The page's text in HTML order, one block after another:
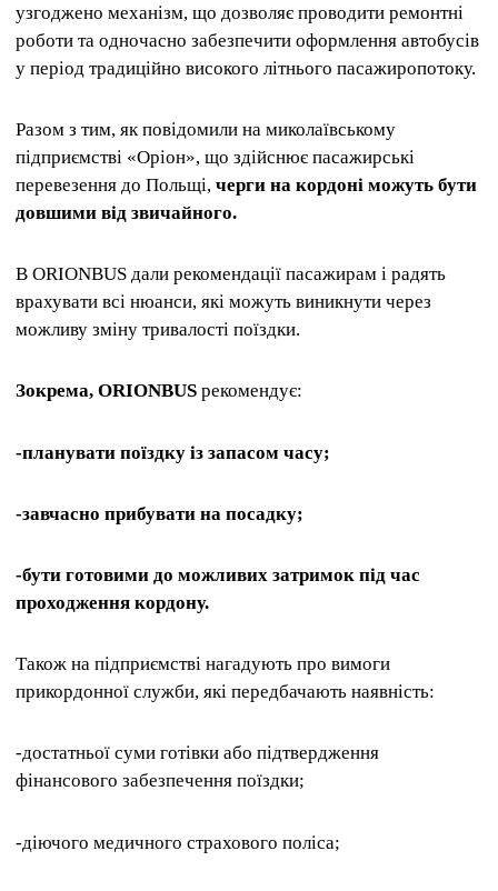
узгоджено механізм, що дозволяє проводити ремонтні
роботи та одночасно забезпечити оформлення автобусів
у період традиційно високого літнього пасажиропотоку.
Разом з тим, як повідомили на миколаївському
підприємстві «Оріон», що здійснює пасажирські
перевезення до Польщі, черги на кордоні можуть бути
довшими від звичайного.
В ORIONBUS дали рекомендації пасажирам і радять
врахувати всі нюанси, які можуть виникнути через
можливу зміну тривалості поїздки.
Зокрема, ORIONBUS рекомендує:
-планувати поїздку із запасом часу;
-завчасно прибувати на посадку;
-бути готовими до можливих затримок під час
проходження кордону.
Також на підприємстві нагадують про вимоги
прикордонної служби, які передбачають наявність:
-достатньої суми готівки або підтвердження
фінансового забезпечення поїздки;
-діючого медичного страхового поліса;